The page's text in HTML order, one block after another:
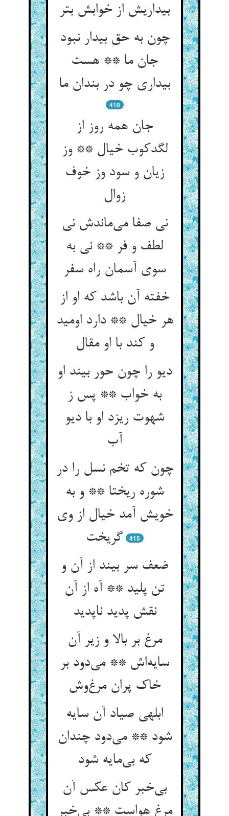
بیداریش از خوابش بتر
چون به حق بیدار نبود
جان ما ** هست
بیداری چو در بندان ما
410
جان همه روز از
لگدکوب خیال ** وز
زیان و سود وز خوف
نی صفا می‌‌ماندش نی
لطف و فر ** نی به
سوی آسمان راه سفر
خفته آن باشد که او از
هر خیال ** دارد اومید
و کند با او مقال‌‌
دیو را چون حور بیند او
به خواب ** پس ز
شهوت ریزد او با دیو
چون که تخم نسل را در
شوره ریختا ** و به
خویش آمد خیال از وی
گریخت‌‌
415
ضعف سر بیند از آن و
تن پلید ** آه از آن
نقش پدید ناپدید
مرغ بر بالا و زیر آن
سایه‌‌اش ** می‌‌دود بر
ابلهی صیاد آن سایه
شود ** می‌‌دود چندان
که بی‌‌مایه شود
بی‌‌خبر کان عکس آن
مرغ هواست ** بی‌‌خبر